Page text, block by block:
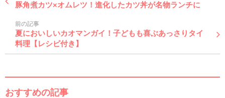
豚角煮カツ×オムレツ！進化したカツ丼が名物ランチに
前の記事
夏においしいカオマンガイ！子どもも喜ぶあっさりタイ
料理【レシピ付き】
おすすめの記事